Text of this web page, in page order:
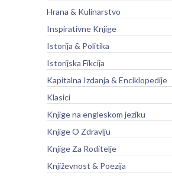
Hrana & Kulinarstvo
Inspirativne Knjige
Istorija & Politika
Istorijska Fikcija
Kapitalna Izdanja & Enciklopedije
Klasici
Knjige na engleskom jeziku
Knjige O Zdravlju
Knjige Za Roditelje
Književnost & Poezija